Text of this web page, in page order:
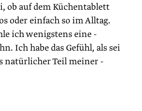
ob auf dem Küchentablett
oder einfach so im Alltag.
ich wenigstens eine
Ich habe das Gefühl, als sei
natürlicher Teil meiner